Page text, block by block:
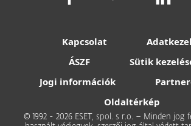
Kapcsolat
ÁSZF
Sütik
Jogi információk
Oldaltérkép
© 1992 - 2026 ESET, spol. s r.o. – Minden jog